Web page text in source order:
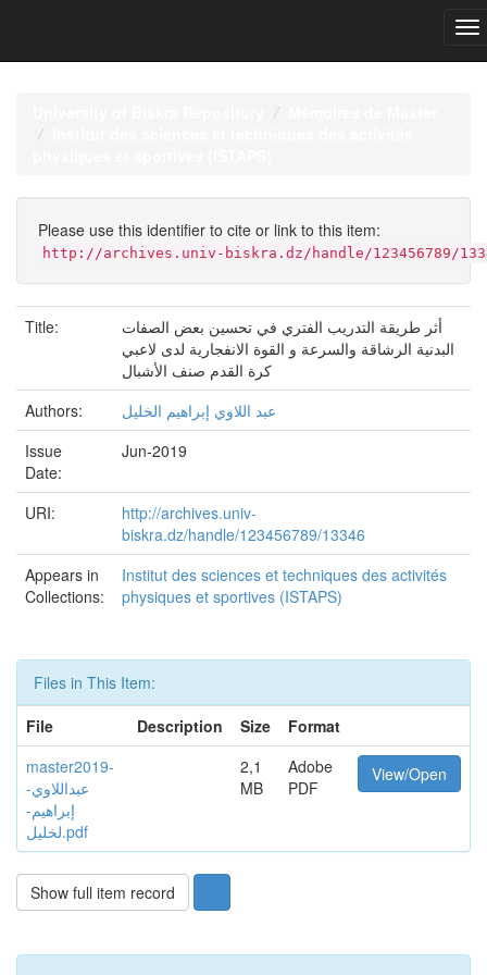
Please use this identifier to cite or link to this item:
http://archives.univ-biskra.dz/handle/123456789/
Title:
أثر طريقة التدريب الفتري في تحسين بعض الصفات
البدنية الرشاقة والسرعة و القوة الانفجارية لدى لاعبي
كرة القدم صنف الأشبال
Authors:
عبد اللاوي إبراهيم الخليل
Issue
Date:
Jun-2019
URI:
http://archives.univ-
biskra.dz/handle/123456789/13346
Appears in
Collections:
Institut des sciences et techniques des activités
physiques et sportives (ISTAPS)
Files in This Item:
File
Description Size
Format
master2019-
عبداللاوي-
إبراهيم-
لخليل.pdf
2,1
MB
Adobe
PDF
View/Open
Show full item record